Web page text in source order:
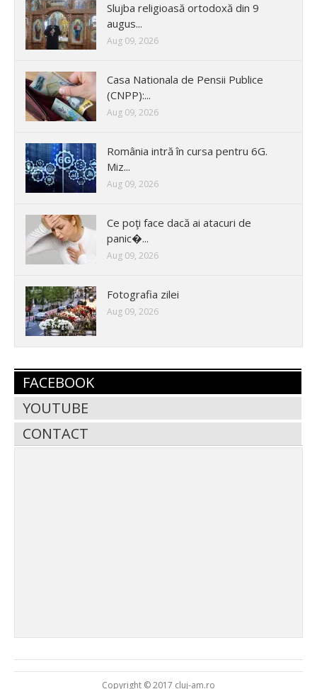
Slujba religioasă ortodoxă din 9
augus...
Aug 09, 2026
Casa Nationala de Pensii Publice
(CNPP):...
Aug 09, 2026
România intră în cursa pentru 6G.
Miz...
Aug 09, 2026
Ce poţi face dacă ai atacuri de
panic�...
Aug 09, 2026
Fotografia zilei
Aug 09, 2026
FACEBOOK
YOUTUBE
CONTACT
Copyright © 2017 cluj-am.ro